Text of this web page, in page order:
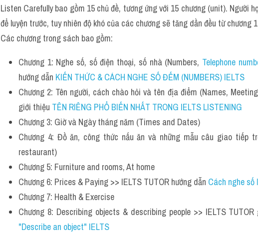
Listen Carefully bao gồm 15 chủ đề, tương ứng với 15 chương (unit). Người
để luyện trước, tuy nhiên độ khó của các chương sẽ tăng dần đều từ chương
Các chương trong sách bao gồm:
Chương 1: Nghe số, số điện thoại, số nhà (Numbers, Telephone
hướng dẫn KIẾN THỨC & CÁCH NGHE SỐ ĐẾM (NUMBERS) IELTS
Chương 2: Tên người, cách chào hỏi và tên địa điểm (Names,
giới thiệu TÊN RIÊNG PHỔ BIẾN NHẤT TRONG IELTS LISTENING
Chương 3: Giờ và Ngày tháng năm (Times and Dates)
Chương 4: Đồ ăn, công thức nấu ăn và những mẫu câu giao tiếp
restaurant)
Chương 5: Furniture and rooms, At home
Chương 6: Prices & Paying >> IELTS TUTOR hướng dẫn Cách nghe số
Chương 7: Health & Exercise
Chương 8: Describing objects & describing people >> IELTS
"Describe an object" IELTS